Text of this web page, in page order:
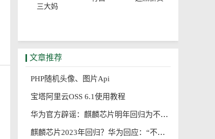
三大妈
文章推荐
PHP随机头像、图片Api
宝塔阿里云OSS 6.1使用教程
华为官方辟谣：麒麟芯片明年回归为不实消息
麒麟芯片2023年回归？华为回应：“不实消息”